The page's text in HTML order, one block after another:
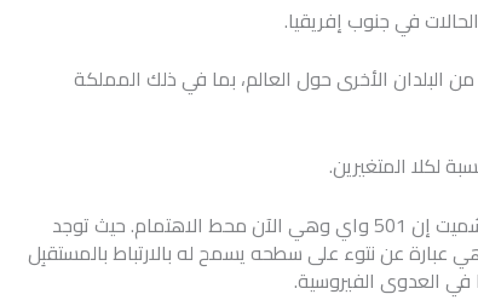
الأخرى حول العالم، بما في ذلك المملكة
لكلا المتغيرين.
إلا أنه ظهرت على النسختين المتحورتين طفرات عدة إحداها سُميت إن 501 واي وهي الآن محط الاهتمام. حيث توجد
عن نتوء على سطحه يسمح له بالارتباط بالمستقبِل
في العدوى الفيروسية.